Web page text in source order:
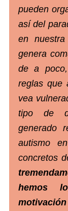
pueden
así del
en
genera
de a
reglas que
vea
tipo de
generado
autismo
concretos
hemos